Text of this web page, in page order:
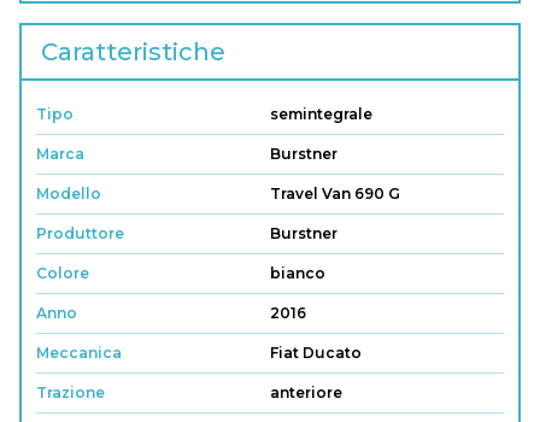
Caratteristiche
Tipo semintegrale
Marca Burstner
Modello Travel Van 690 G
Produttore Burstner
Colore bianco
Anno 2016
Meccanica Fiat Ducato
Trazione anteriore